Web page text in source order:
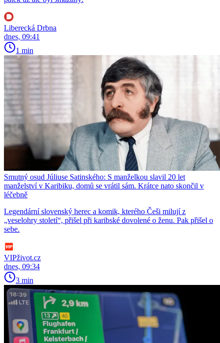
Liberecká Drbna
dnes, 09:41
1 min
Smutný osud Júliuse Satinského: S manželkou slavil 20 let
manželství v Karibiku, domů se vrátil sám. Krátce nato skončil v
léčebně
Legendární slovenský herec a komik, kterého Češi milují z
„veselohry století“, přišel při karibské dovolené o ženu. Pak přišel o
sebe.
VIPživot.cz
dnes, 09:34
3 min